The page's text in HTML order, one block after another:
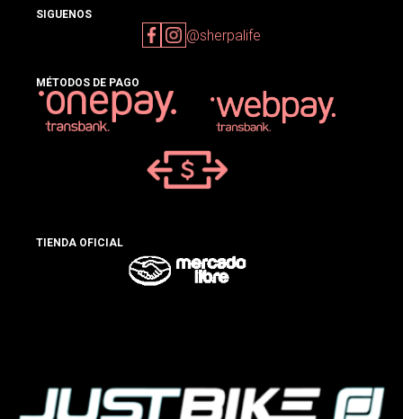
SIGUENOS
@sherpalife
MÉTODOS DE PAGO
TIENDA OFICIAL